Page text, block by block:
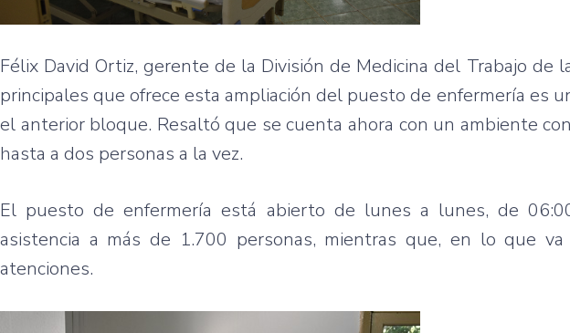
Félix David Ortiz, gerente de la División de Medicina del Trabajo de
principales que ofrece esta ampliación del puesto de enfermería es
el anterior bloque. Resaltó que se cuenta ahora con un ambiente
hasta a dos personas a la vez.
El puesto de enfermería está abierto de lunes a lunes, de
asistencia a más de 1.700 personas, mientras que, en lo que
atenciones.